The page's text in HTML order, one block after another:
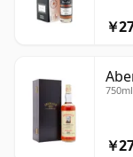
￥
￥